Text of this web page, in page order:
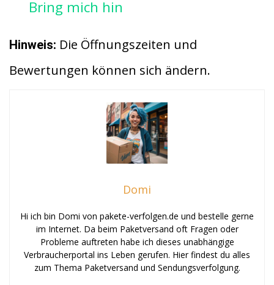
Bring mich hin
Hinweis: Die Öffnungszeiten und
Bewertungen können sich ändern.
Domi
Hi ich bin Domi von pakete-verfolgen.de und bestelle gerne
im Internet. Da beim Paketversand oft Fragen oder
Probleme auftreten habe ich dieses unabhängige
Verbraucherportal ins Leben gerufen. Hier findest du alles
zum Thema Paketversand und Sendungsverfolgung.